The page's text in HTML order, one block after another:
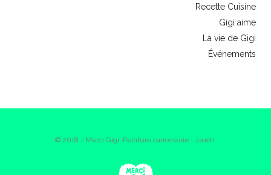
Recette Cuisine
Gigi aime
La vie de Gigi
Événements
© 2018 - Merci Gigi. Peinture carrosserie : Jouch.